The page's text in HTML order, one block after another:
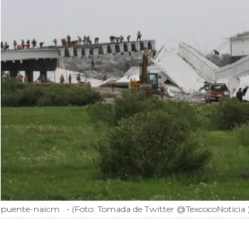
puente-naicm - (Foto: Tomada de Twitter @TexcocoNoticia )